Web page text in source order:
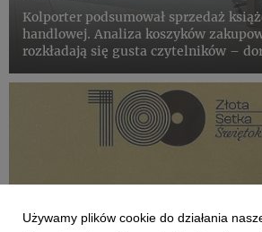
Kolporter podsumował sprzedaż
handlowej. Analiza koszyków
rozkładają się gusta czytelników –
książki obyczajowe, natomiast wśród
Używamy plików cookie do działania